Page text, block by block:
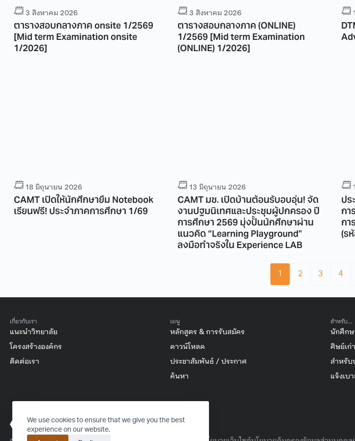
We use cookies to ensure that we give you the best
experience on our website.
3 สิงหาคม 2026
ตารางสอบกลางภาค onsite 1/2569
[Mid term Examination onsite
1/2026]
3 สิงหาคม 2026
ตารางสอบกลางภาค (ONLINE)
1/2569 [Mid term Examination
(ONLINE) 1/2026]
18 มิถุนายน 2026
CAMT เปิดให้นักศึกษายืม Notebook
เรียนฟรี! ประจำภาคการศึกษา 1/69
13 มิถุนายน 2026
CAMT มช. เปิดบ้านต้อนรับอบอุ่น! จัด
งานปฐมนิเทศและประชุมผู้ปกครอง ปี
การศึกษา 2569 มุ่งปั้นนักศึกษาผ่าน
แนวคิด “Learning Playground”
ลงมือทำจริงใน Experience LAB
ปร
กา
กา
(ร
1 2 3 4
เกี่ยวกับเรา
แนะนำวิทยาลัย
โครงสร้างองค์กร
ติดต่อเรา
เมนู
หลักสูตร & การรับสมัคร
ดาวน์โหลด
ประชาสัมพันธ์ / ประกาศ
ค้นหา
สำหรับ...
นักศึก
ศิษย์เก่า
สำหรับ
แจ้งเบ
FACEBOOKINSTAGRAMYOUTUBETIKTOK